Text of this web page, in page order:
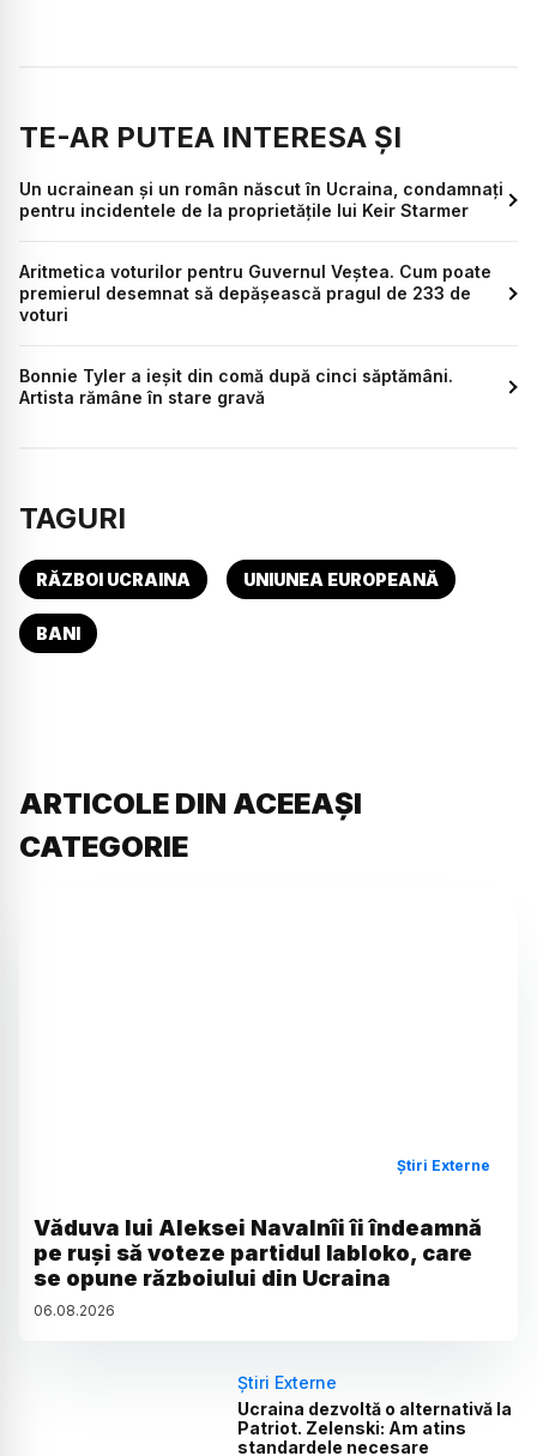
TE-AR PUTEA INTERESA ȘI
Un ucrainean și un român născut în Ucraina, condamnați
pentru incidentele de la proprietățile lui Keir Starmer
Aritmetica voturilor pentru Guvernul Veștea. Cum poate
premierul desemnat să depășească pragul de 233 de
voturi
Bonnie Tyler a ieșit din comă după cinci săptămâni.
Artista rămâne în stare gravă
TAGURI
RĂZBOI UCRAINA UNIUNEA EUROPEANĂ
BANI
ARTICOLE DIN ACEEAȘI
CATEGORIE
Știri Externe
Văduva lui Aleksei Navalnîi îi îndeamnă
pe ruși să voteze partidul Iabloko, care
se opune războiului din Ucraina
06.08.2026
Știri Externe
Ucraina dezvoltă o alternativă la
Patriot. Zelenski: Am atins
standardele necesare